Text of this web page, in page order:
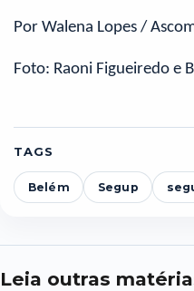
Por Walena Lopes /
Foto: Raoni Figueiredo e
TAGS
Belém Segup
Leia outras